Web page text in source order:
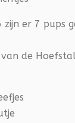
er 7 pups
de